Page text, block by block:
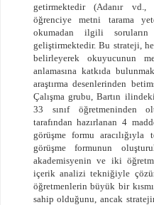
getirmektedir (Adanır
öğrenciye metni tarama
okumadan ilgili soruların
geliştirmektedir. Bu strateji,
belirleyerek okuyucunun
anlamasına katkıda
araştırma desenlerinden
Çalışma grubu, Bartın
33 sınıf öğretmeninden
tarafından hazırlanan 4
görüşme formu aracılığıyla
görüşme formunun
akademisyenin ve iki
içerik analizi tekniğiyle
öğretmenlerin büyük bir
sahip olduğunu, ancak